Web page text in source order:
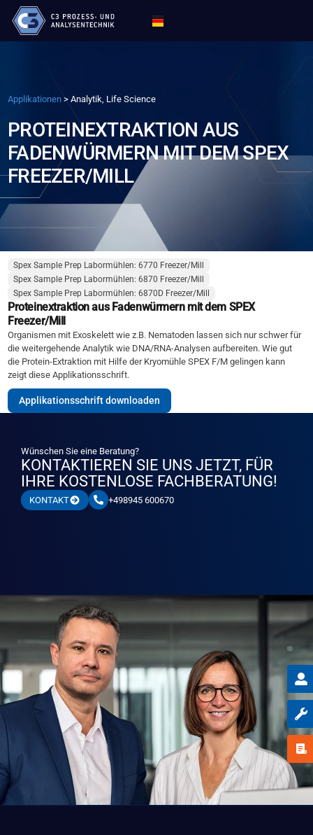
Applikationen > Analytik, Life Science
PROTEINEXTRAKTION AUS
FADENWÜRMERN MIT DEM SPEX
FREEZER/MILL
Spex Sample Prep Labormühlen: 6770 Freezer/Mill
Spex Sample Prep Labormühlen: 6870 Freezer/Mill
Spex Sample Prep Labormühlen: 6870D Freezer/Mill
Proteinextraktion aus Fadenwürmern mit dem SPEX
Freezer/Mill
Organismen mit Exoskelett wie z.B. Nematoden lassen sich nur schwer für
die weitergehende Analytik wie DNA/RNA-Analysen aufbereiten. Wie gut
die Protein-Extraktion mit Hilfe der Kryomühle SPEX F/M gelingen kann
zeigt diese Applikationsschrift.
Applikationsschrift downloaden
Wünschen Sie eine Beratung?
KONTAKTIEREN SIE UNS JETZT, FÜR
IHRE KOSTENLOSE FACHBERATUNG!
KONTAKT +498945 600670